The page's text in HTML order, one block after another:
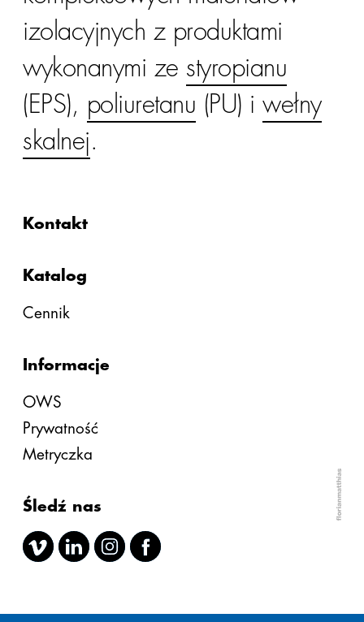
izolacyjnych z produktami
wykonanymi ze styropianu
(EPS), poliuretanu (PU) i wełny
skalnej.
Kontakt
Katalog
Cennik
Informacje
OWS
Prywatność
Metryczka
Śledź nas